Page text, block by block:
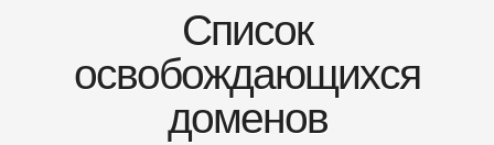
Список
освобождающихся
доменов